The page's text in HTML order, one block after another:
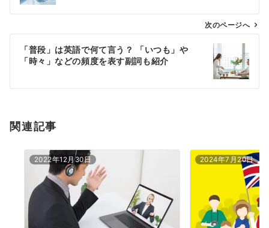
ビ
ン
次のページへ
「普段」は英語で何て言う？ 「いつも」や
「時々」などの頻度を表す副詞も紹介
関連記事
2022年12月30日 2024年7月20日